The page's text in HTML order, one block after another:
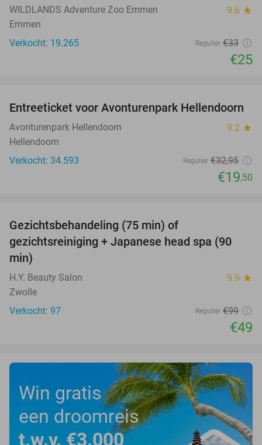
WILDLANDS Adventure Zoo Emmen 9.6 star
Emmen
Verkocht: 19.265
Regulier €33
€25
41%
Entreeticket voor Avonturenpark Hellendoorn
Avonturenpark Hellendoorn 9.2 star
Hellendoorn
Verkocht: 34.593
Regulier €32,95
€19,50
Gezichtsbehandeling (75 min) of
gezichtsreiniging + Japanese head spa (90
min)
H.Y. Beauty Salon 9.9 star
Zwolle
Verkocht: 97
Regulier €99
€49
Win gratis
een droomreis
t.w.v. €3.000